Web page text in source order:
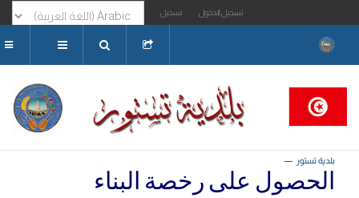
تسجيل الدخول تسجيل
البحث...
بلدية تستور
الحصول على رخصة البناء